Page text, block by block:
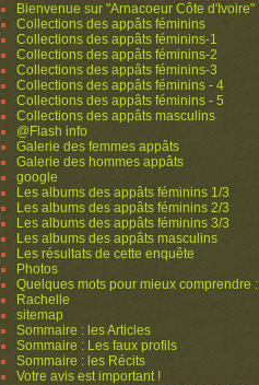
Bienvenue sur "Arnacoeur Côte d'Ivoire"
Collections des appâts féminins
Collections des appâts féminins-1
Collections des appâts féminins-2
Collections des appâts féminins-3
Collections des appâts féminins - 4
Collections des appâts féminins - 5
Collections des appâts masculins
@Flash info
Galerie des femmes appâts
Galerie des hommes appâts
google
Les albums des appâts féminins 1/3
Les albums des appâts féminins 2/3
Les albums des appâts féminins 3/3
Les albums des appâts masculins
Les résultats de cette enquête
Photos
Quelques mots pour mieux comprendre :
Rachelle
sitemap
Sommaire : les Articles
Sommaire : Les faux profils
Sommaire : les Récits
Votre avis est important !